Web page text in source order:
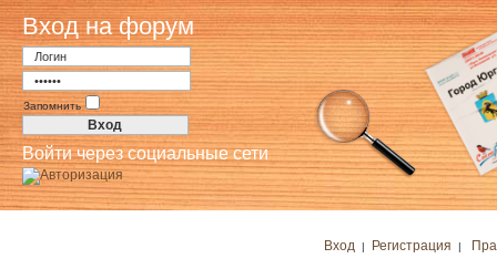
Вход на форум
Запомнить
Войти через социальные сети
Вход | Регистрация |